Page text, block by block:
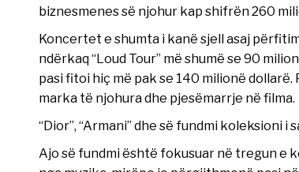
biznesmenes së njohur kap shifrën 260
Koncertet e shumta i kanë sjell asaj
ndërkaq “Loud Tour” më shumë se 90
pasi fitoi hiç më pak se 140 milionë
marka të njohura dhe pjesëmarrje në filma.
“Dior”, “Armani” dhe së fundmi koleksioni i
Ajo së fundmi është fokusuar në tregun e